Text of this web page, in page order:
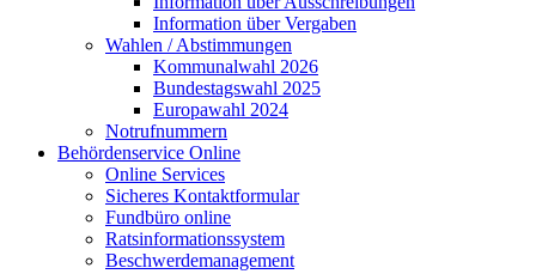
Information über Vergaben
Wahlen / Abstimmungen
Kommunalwahl 2026
Bundestagswahl 2025
Europawahl 2024
Notrufnummern
Behördenservice Online
Online Services
Sicheres Kontaktformular
Fundbüro online
Ratsinformationssystem
Beschwerdemanagement